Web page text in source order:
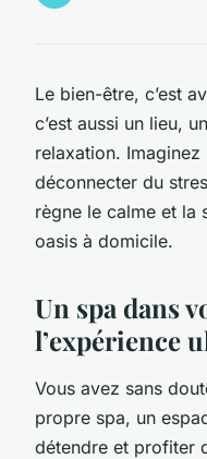
Le bien-être, c’est
c’est aussi un lieu,
relaxation.
déconnecter du
règne le calme et la
oasis à domicile.
Un spa dans
l’expérience
Vous avez sans
propre spa, un
détendre et profiter